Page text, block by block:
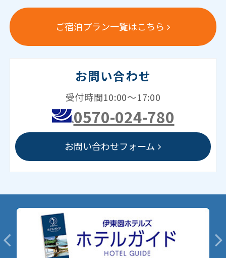
ご宿泊プラン一覧はこちら
お問い合わせ
受付時間10:00～17:00
0570-024-780
お問い合わせフォーム